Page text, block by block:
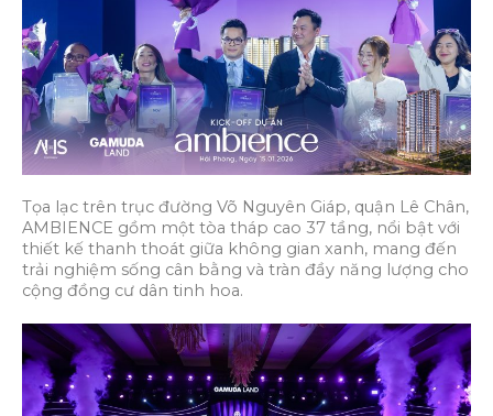
Tọa lạc trên trục đường Võ Nguyên Giáp, quận Lê Chân,
AMBIENCE gồm một tòa tháp cao 37 tầng, nổi bật với
thiết kế thanh thoát giữa không gian xanh, mang đến
trải nghiệm sống cân bằng và tràn đầy năng lượng cho
cộng đồng cư dân tinh hoa.